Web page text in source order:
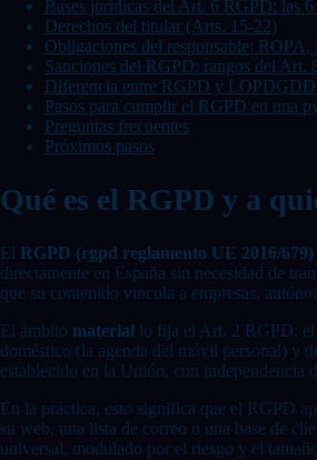
Bases jurídicas del Art. 6 RGPD: las 6
Derechos del titular (Arts. 15-22)
Obligaciones del responsable:
Sanciones del RGPD: rangos del Art.
Diferencia entre RGPD y LOPDGDD
Pasos para cumplir el RGPD en una
Preguntas frecuentes
Próximos pasos
Qué es el RGPD y a
El RGPD (rgpd reglamento UE 2016/679)
directamente en España sin necesidad de
que su contenido vincula a empresas,
El ámbito material lo fija el Art. 2 RGPD: el
doméstico (la agenda del móvil personal) y
establecido en la Unión, con independencia
En la práctica, esto significa que el RGPD
su web, una lista de correo o una base de
universal, modulado por el riesgo y el